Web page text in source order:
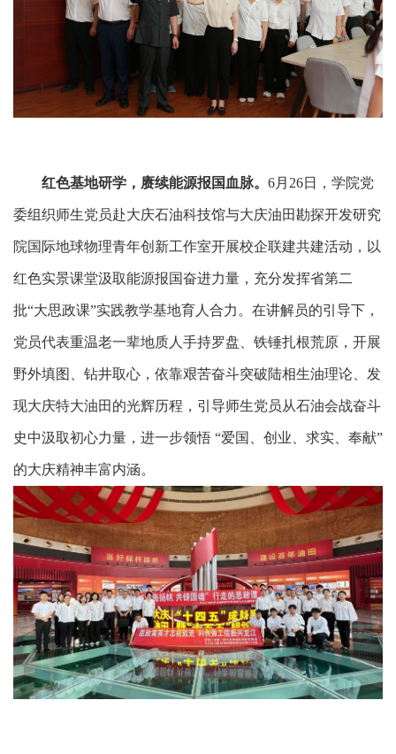
红色基地研学， 赓续能源报国血脉。 6月 26日， 学院党
委组织师生党员赴大庆石油科技馆与大庆油田勘探开发研究
院国际地球物理青年创新工作室开展校企联建共建活动 ，以
红色实景课堂汲取能源报国奋进力量 ，充分发挥省第二
批“大思政课”实践教学基地育人合力。在讲解员的引导下，
党员代表重温老一辈地质人手持罗盘、铁锤扎根荒原，开展
野外填图、钻井取心，依靠艰苦奋斗突破陆相生油理论、发
现大庆特大油田的光辉历程 ，引导师生党员从石油会战奋斗
史中汲取初心力量 ，进一步领悟 “爱国、创业、求实、奉献”
的大庆精神丰富内涵。